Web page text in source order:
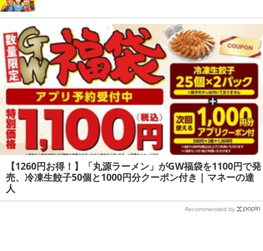
【1260円お得！】「丸源ラーメン」がGW福袋を1100円で発
売、冷凍生餃子50個と1000円分クーポン付き | マネーの達
人
Recommended by